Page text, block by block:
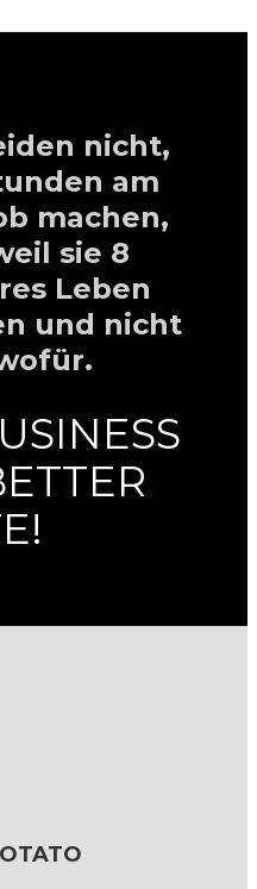
nicht,
am
machen,
sie 8
Leben
und nicht